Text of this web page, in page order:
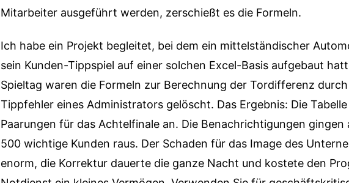
Mitarbeiter ausgeführt werden, zerschießt es die Formeln.
Ich habe ein Projekt begleitet, bei dem ein mittelständischer
sein Kunden-Tippspiel auf einer solchen Excel-Basis aufgebaut
Spieltag waren die Formeln zur Berechnung der Tordifferenz
Tippfehler eines Administrators gelöscht. Das Ergebnis: Die
Paarungen für das Achtelfinale an. Die Benachrichtigungen gingen
500 wichtige Kunden raus. Der Schaden für das Image des
enorm, die Korrektur dauerte die ganze Nacht und kostete den